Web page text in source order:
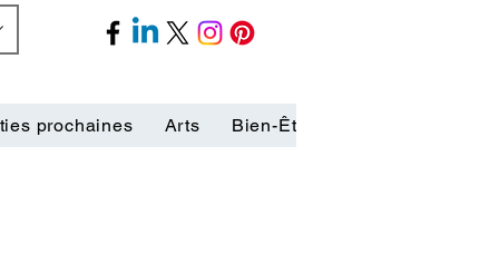
prochaines Arts Bien-Être